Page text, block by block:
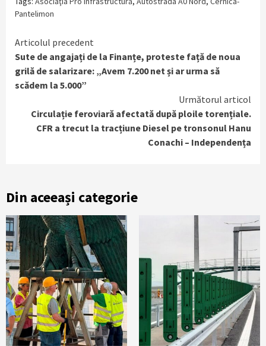
Pantelimon
Continue
Reading
Articolul precedent
Sute de angajați de la Finanțe, proteste față de noua
grilă de salarizare: „Avem 7.200 net și ar urma să
scădem la 5.000”
Următorul articol
Circulație feroviară afectată după ploile torențiale.
CFR a trecut la tracțiune Diesel pe tronsonul Hanu
Conachi – Independența
Din aceeași categorie